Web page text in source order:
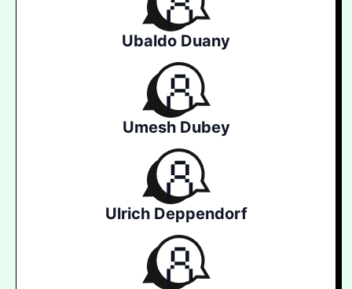
Ubaldo Duany
Umesh Dubey
Ulrich Deppendorf